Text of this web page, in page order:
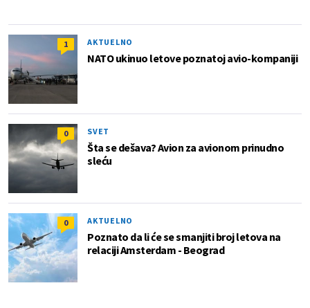
1 AKTUELNO
NATO ukinuo letove poznatoj avio-kompaniji
0 SVET
Šta se dešava? Avion za avionom prinudno
sleću
0 AKTUELNO
Poznato da li će se smanjiti broj letova na
relaciji Amsterdam - Beograd